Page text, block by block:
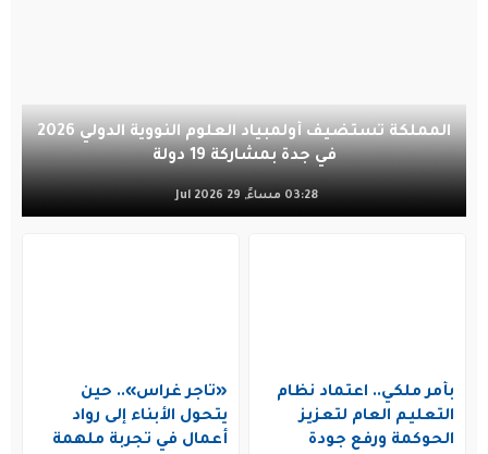
المملكة تستضيف أولمبياد العلوم النووية الدولي 2026
في جدة بمشاركة 19 دولة
03:28 مساءً, 29 Jul 2026
بأمر ملكي.. اعتماد نظام
التعليم العام لتعزيز
الحوكمة ورفع جودة
«تاجر غراس».. حين
يتحول الأبناء إلى رواد
أعمال في تجربة ملهمة